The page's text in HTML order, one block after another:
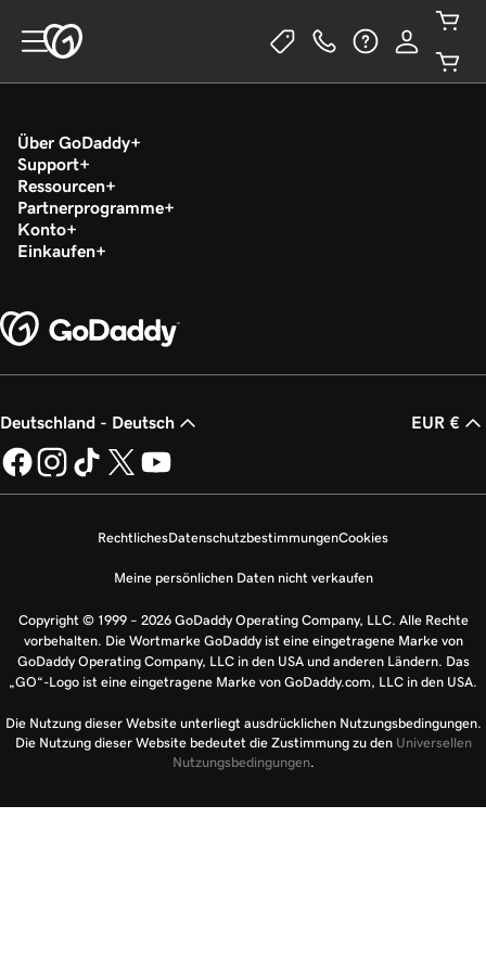
Über GoDaddy
Support
Ressourcen
Partnerprogramme
Konto
Einkaufen
Deutschland - Deutsch EUR €
RechtlichesDatenschutzbestimmungenCookies
Meine persönlichen Daten nicht verkaufen
Copyright © 1999 – 2026 GoDaddy Operating Company, LLC. Alle Rechte
vorbehalten. Die Wortmarke GoDaddy ist eine eingetragene Marke von
GoDaddy Operating Company, LLC in den USA und anderen Ländern. Das
„GO“-Logo ist eine eingetragene Marke von GoDaddy.com, LLC in den USA.
Die Nutzung dieser Website unterliegt ausdrücklichen Nutzungsbedingungen.
Die Nutzung dieser Website bedeutet die Zustimmung zu den Universellen
Nutzungsbedingungen.